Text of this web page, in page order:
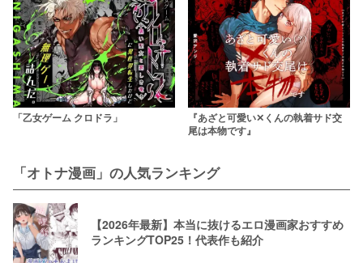
「乙女ゲーム クロドラ」
『あざと可愛い✕くんの執着サド交
尾は本物です』
「オトナ漫画」の人気ランキング
【2026年最新】本当に抜けるエロ漫画家おすすめ
ランキングTOP25！代表作も紹介